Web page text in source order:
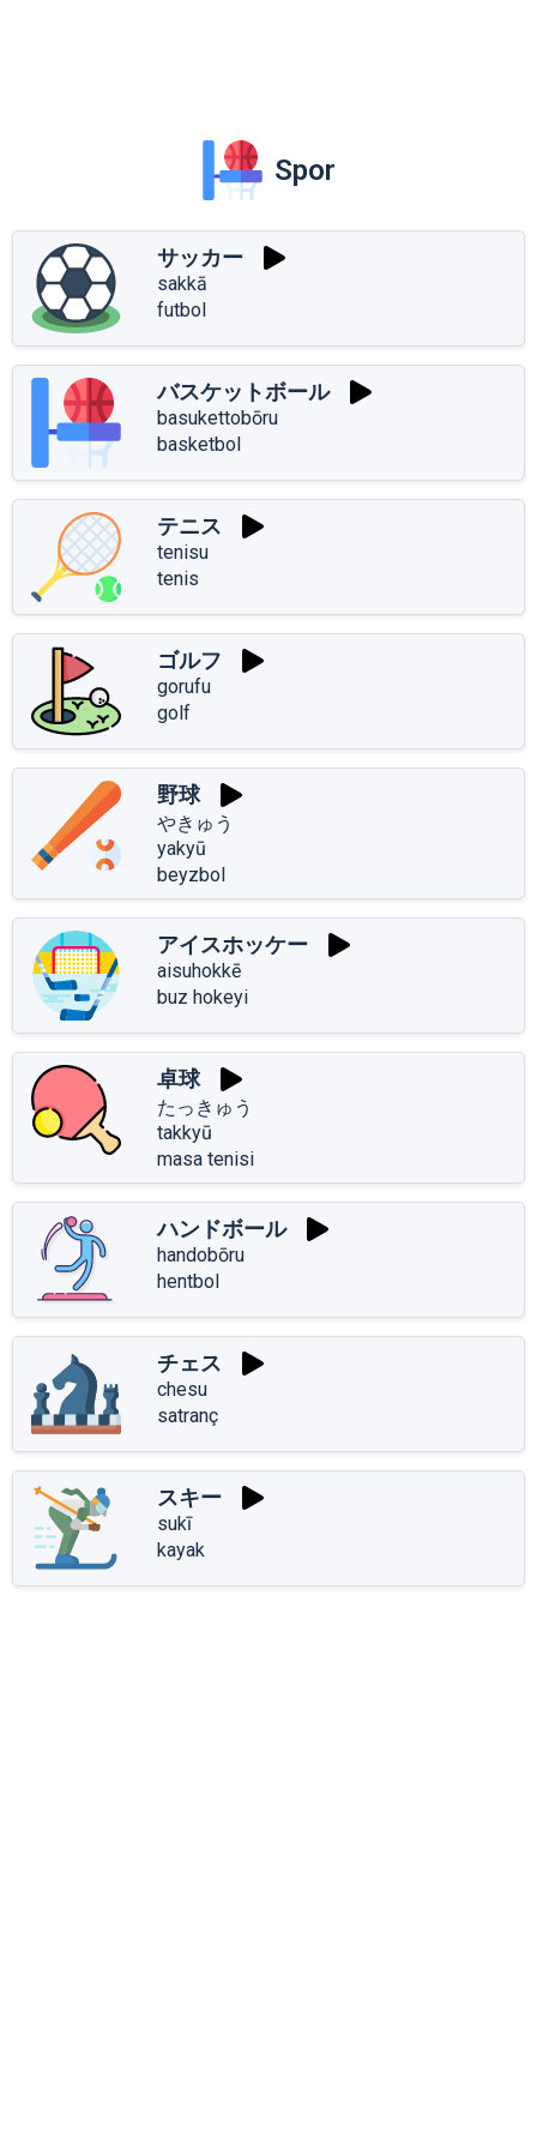
Spor
サッカー
sakkā
futbol
バスケットボール
basukettobōru
basketbol
テニス
tenisu
tenis
ゴルフ
gorufu
golf
野球
やきゅう
yakyū
beyzbol
アイスホッケー
aisuhokkē
buz hokeyi
卓球
たっきゅう
takkyū
masa tenisi
ハンドボール
handobōru
hentbol
チェス
chesu
satranç
スキー
sukī
kayak